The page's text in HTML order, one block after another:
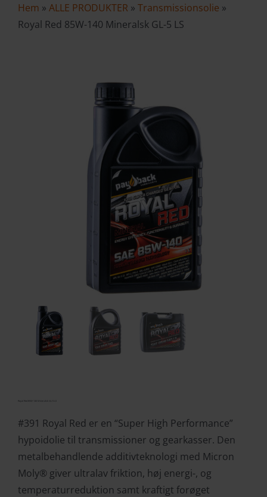
VAREKURV
Hem » ALLE PRODUKTER » Transmissionsolie »
Royal Red 85W-140 Mineralsk GL-5 LS
Royal Red 85W-140 Mineralsk GL-5 LS
#391 Royal Red er en “Super High Performance”
hypoidolie til transmissioner og gearkasser. Den
metalbehandlende additivteknologi med Micron
Moly® giver ultralav friktion, høj energi-, og
temperaturreduktion samt kraftigt forøget